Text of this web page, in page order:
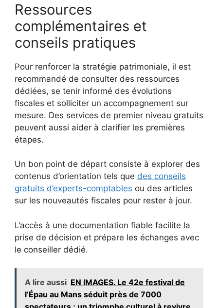
Ressources
complémentaires et
conseils pratiques
Pour renforcer la stratégie patrimoniale, il est
recommandé de consulter des ressources
dédiées, se tenir informé des évolutions
fiscales et solliciter un accompagnement sur
mesure. Des services de premier niveau gratuits
peuvent aussi aider à clarifier les premières
étapes.
Un bon point de départ consiste à explorer des
contenus d’orientation tels que des conseils
gratuits d’experts-comptables ou des articles
sur les nouveautés fiscales pour rester à jour.
L’accès à une documentation fiable facilite la
prise de décision et prépare les échanges avec
le conseiller dédié.
A lire aussi EN IMAGES. Le 42e festival de
l’Épau au Mans séduit près de 7000